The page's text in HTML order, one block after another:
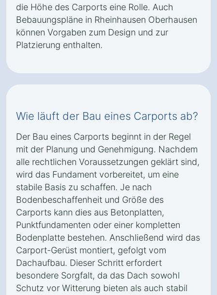
die Höhe des Carports eine Rolle. Auch
Bebauungspläne in Rheinhausen Oberhausen
können Vorgaben zum Design und zur
Platzierung enthalten.
Wie läuft der Bau eines Carports ab?
Der Bau eines Carports beginnt in der Regel
mit der Planung und Genehmigung. Nachdem
alle rechtlichen Voraussetzungen geklärt sind,
wird das Fundament vorbereitet, um eine
stabile Basis zu schaffen. Je nach
Bodenbeschaffenheit und Größe des
Carports kann dies aus Betonplatten,
Punktfundamenten oder einer kompletten
Bodenplatte bestehen. Anschließend wird das
Carport-Gerüst montiert, gefolgt vom
Dachaufbau. Dieser Schritt erfordert
besondere Sorgfalt, da das Dach sowohl
Schutz vor Witterung bieten als auch stabil